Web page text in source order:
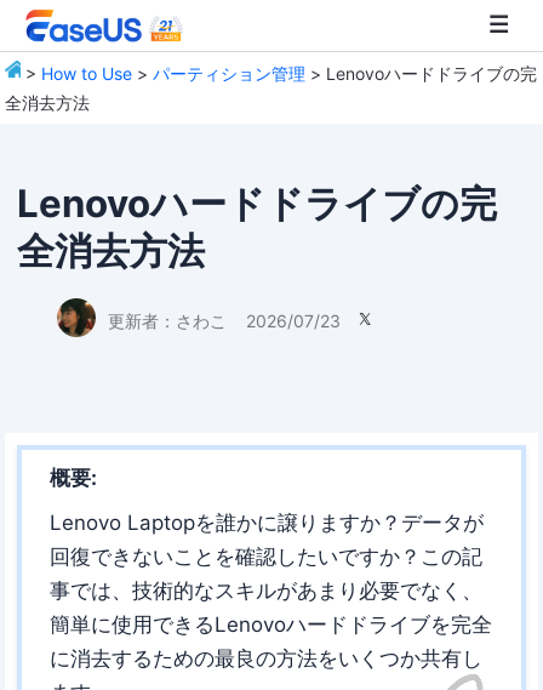
> How to Use >パーティション管理 > Lenovoハードドライブの完
全消去方法
Lenovoハードドライブの完
全消去方法
更新者： さわこ 2026/07/23 
概要:
Lenovo Laptopを誰かに譲りますか？データが
回復できないことを確認したいですか？この記
事では、技術的なスキルがあまり必要でなく、
簡単に使用できるLenovoハードドライブを完全
に消去するための最良の方法をいくつか共有し